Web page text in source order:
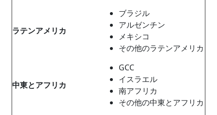
ラテンアメリカ
ブラジル
アルゼンチン
メキシコ
その他のラテンアメリカ
中東とアフリカ
GCC
イスラエル
南アフリカ
その他の中東とアフリカ